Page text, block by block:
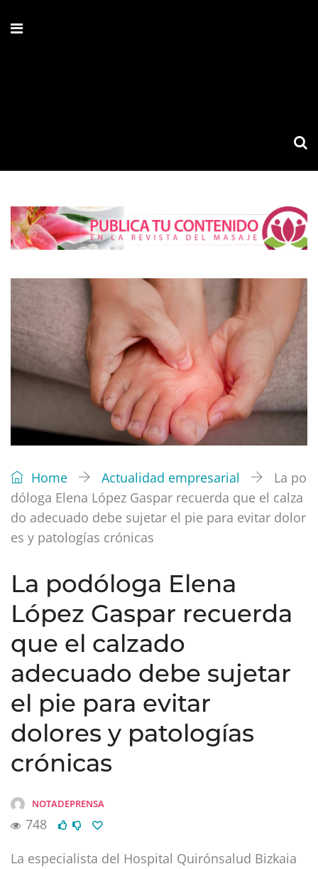
Home Actualidad empresarial
La po
dóloga Elena López Gaspar recuerda que el calza
do adecuado debe sujetar el pie para evitar dolor
es y patologías crónicas
La podóloga Elena
López Gaspar recuerda
que el calzado
adecuado debe sujetar
el pie para evitar
dolores y patologías
crónicas
NOTADEPRENSA
748
La especialista del Hospital Quirónsalud Bizkaia